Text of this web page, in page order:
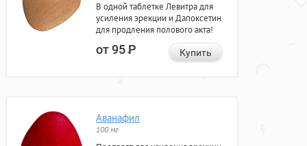
В одной таблетке Левитра для
усиления эрекции и Дапоксетин
для продления полового акта!
от 95Р Купить
Аванафил
100 мг